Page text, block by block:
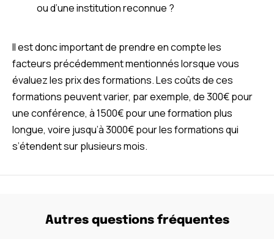
ou d’une institution reconnue ?
Il est donc important de prendre en compte les
facteurs précédemment mentionnés lorsque vous
évaluez les prix des formations. Les coûts de ces
formations peuvent varier, par exemple, de 300€ pour
une conférence, à 1500€ pour une formation plus
longue, voire jusqu’à 3000€ pour les formations qui
s’étendent sur plusieurs mois.
Autres questions fréquentes